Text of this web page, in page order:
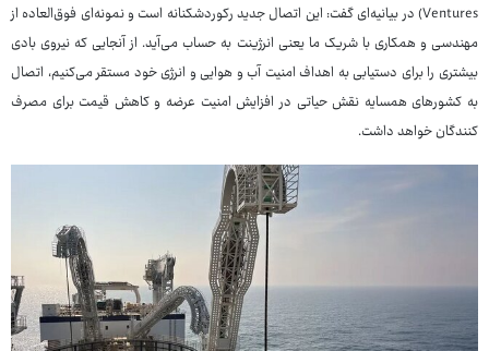
Ventures) در بیانیه‌ای گفت: این اتصال جدید رکوردشکنانه است و نمونه‌ای فوق‌العاده از
مهندسی و همکاری با شریک ما یعنی انرژینت به حساب می‌آید. از آنجایی که نیروی بادی
بیشتری را برای دستیابی به اهداف امنیت آب و هوایی و انرژی خود مستقر می‌کنیم، اتصال
به کشورهای همسایه نقش حیاتی در افزایش امنیت عرضه و کاهش قیمت برای مصرف
کنندگان خواهد داشت.